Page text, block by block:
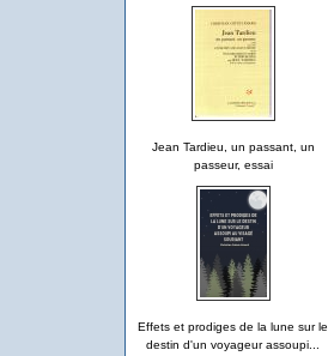
Jean Tardieu, un passant, un
passeur, essai
Effets et prodiges de la lune sur le
destin d'un voyageur assoupi...